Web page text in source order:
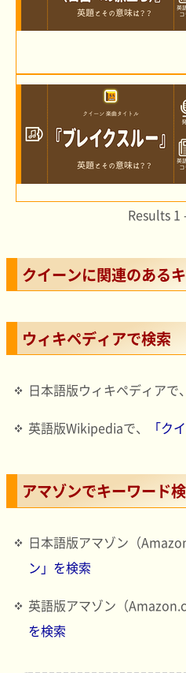
Results 1
クイーンに関連のある
ウィキペディアで検索
日本語版ウィキペディアで、
英語版Wikipediaで、
「ク
アマゾンでキーワード
日本語版アマゾン（
ン」を検索
英語版アマゾン（
を検索